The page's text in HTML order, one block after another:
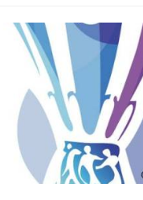
Эрикссон, Мадс
(Николай Аггер, 52),